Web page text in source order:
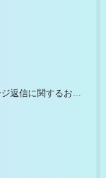
公式LINEからのメッセージ返信に関するお願い